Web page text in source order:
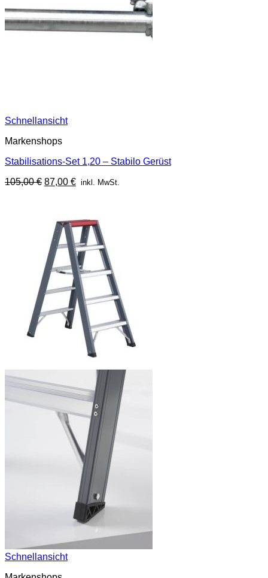
Schnellansicht
Markenshops
Stabilisations-Set 1,20 – Stabilo Gerüst
105,00€ Ursprünglicher
87,00 €Aktueller
inkl. MwSt.
Schnellansicht